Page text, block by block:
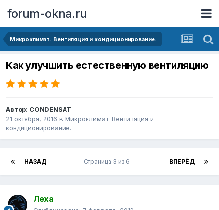
forum-okna.ru
Микроклимат. Вентиляция и кондиционирование.
Как улучшить естественную вентиляцию
Автор: CONDENSAT
21 октября, 2016 в Микроклимат. Вентиляция и
кондиционирование.
НАЗАД ВПЕРЁД
Страница 3 из 6
Леха